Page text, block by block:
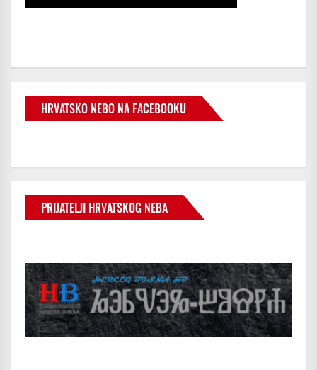
HRVATSKO NEBO NA FACEBOOKU
PRIJATELJI HRVATSKOG NEBA